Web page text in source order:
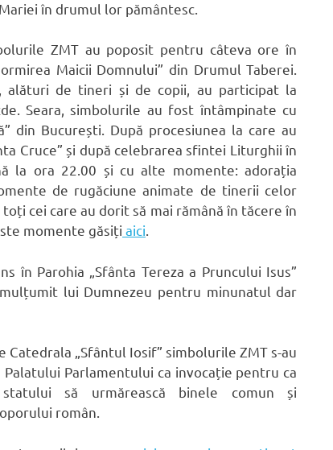
în drumul lor pământesc.
ZMT au poposit pentru câteva ore în
Maicii Domnului” din Drumul Taberei.
alături de tineri și de copii, au participat la
Seara, simbolurile au fost întâmpinate cu
din București. După procesiunea la care au
Cruce” și după celebrarea sfintei Liturghii în
la ora 22.00 și cu alte momente: adorația
de rugăciune animate de tinerii celor
cei care au dorit să mai rămână în tăcere în
momente găsiți aici.
în Parohia „Sfânta Tereza a Pruncului Isus”
lui Dumnezeu pentru minunatul dar
Catedrala „Sfântul Iosif” simbolurile ZMT s-au
Parlamentului ca invocație pentru ca
să urmărească binele comun și
român.